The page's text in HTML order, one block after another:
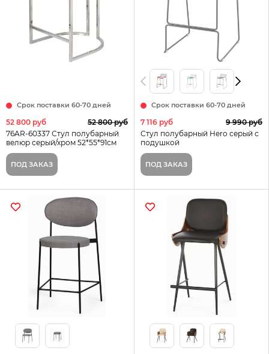
Срок поставки 60-70 дней
52 800 руб
52 800 руб
76AR-60337 Стул полубарный
велюр серый/хром 52*55*91см
ПОД ЗАКАЗ
Срок поставки 60-70 дней
7 116 руб
9 990 руб
Стул полубарный Hero серый с
подушкой
ПОД ЗАКАЗ